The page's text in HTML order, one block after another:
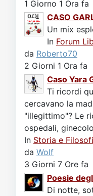
1 Giorno 1 Ora fa
CASO
Un mix
In Forum
da Roberto70
2 Giorni 1 Ora fa
Caso Yara
Ti ricordi
cercavano la
"illegittimo"? Le
ospedali,
In Storia e
da Wolf
3 Giorni 7 Ore fa
Poesie
Di notte,